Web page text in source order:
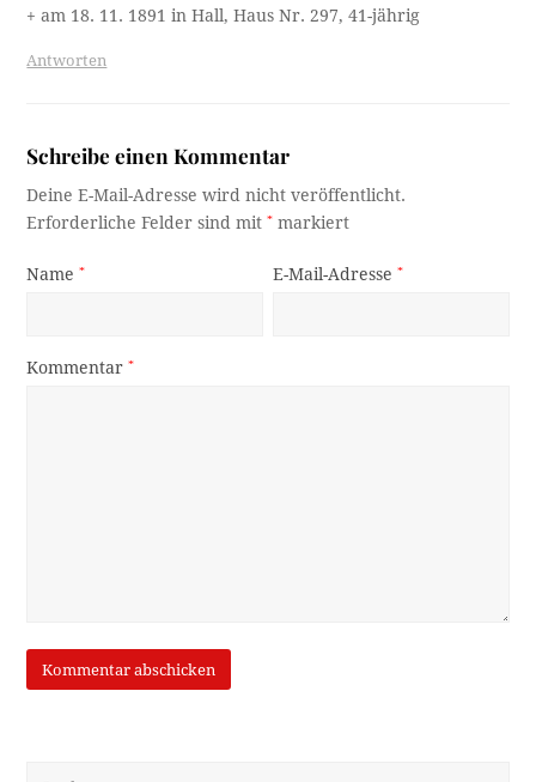
+ am 18. 11. 1891 in Hall, Haus Nr. 297, 41-jährig
Antworten
Schreibe einen Kommentar
Deine E-Mail-Adresse wird nicht veröffentlicht.
Erforderliche Felder sind mit* markiert
Name* E-Mail-Adresse*
Kommentar*